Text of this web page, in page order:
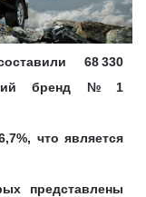
68 330
бренд № 1
что является
представлены